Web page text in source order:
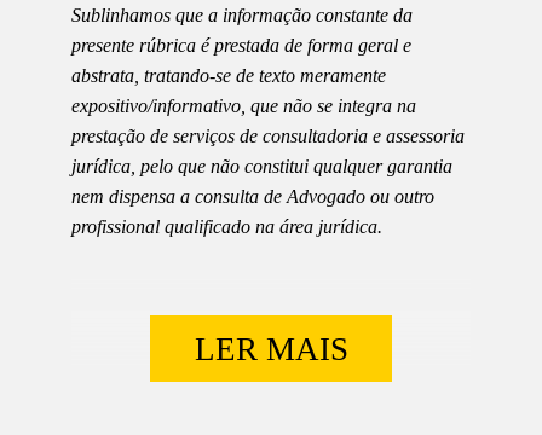
Sublinhamos que a informação constante da
presente rúbrica é prestada de forma geral e
abstrata, tratando-se de texto meramente
expositivo/informativo, que não se integra na
prestação de serviços de consultadoria e assessoria
jurídica, pelo que não constitui qualquer garantia
nem dispensa a consulta de Advogado ou outro
profissional qualificado na área jurídica.
LER MAIS